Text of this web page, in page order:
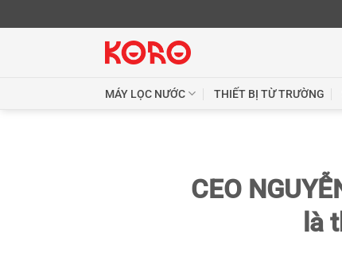
to
MÁY LỌC NƯỚC THIẾT BỊ TỪ TRƯỜNG
CEO
là